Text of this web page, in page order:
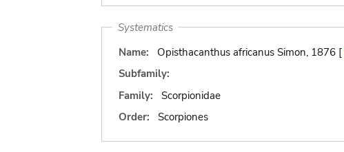
Systematics
Name:
Opisthacanthus africanus Simon, 1876 [
Subfamily:
Family:
Scorpionidae
Order:
Scorpiones